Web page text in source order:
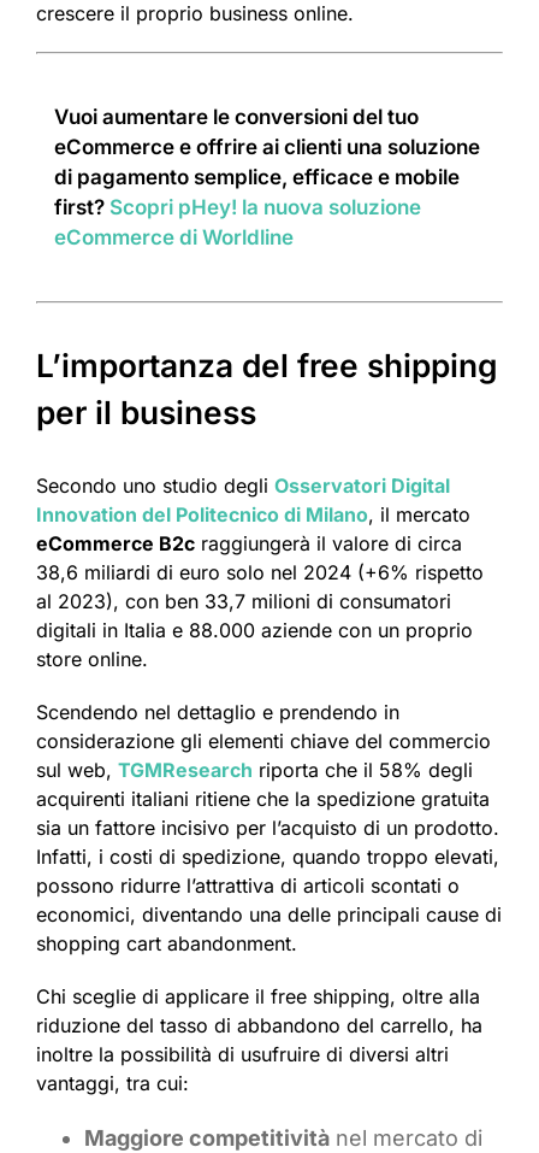
crescere il proprio business online.
Vuoi aumentare le conversioni del tuo
eCommerce e offrire ai clienti una soluzione
di pagamento semplice, efficace e mobile
first? Scopri pHey! la nuova soluzione
eCommerce di Worldline
L’importanza del free shipping
per il business
Secondo uno studio degli Osservatori Digital
Innovation del Politecnico di Milano, il mercato
eCommerce B2c raggiungerà il valore di circa
38,6 miliardi di euro solo nel 2024 (+6% rispetto
al 2023), con ben 33,7 milioni di consumatori
digitali in Italia e 88.000 aziende con un proprio
store online.
Scendendo nel dettaglio e prendendo in
considerazione gli elementi chiave del commercio
sul web, TGMResearch riporta che il 58% degli
acquirenti italiani ritiene che la spedizione gratuita
sia un fattore incisivo per l’acquisto di un prodotto.
Infatti, i costi di spedizione, quando troppo elevati,
possono ridurre l’attrattiva di articoli scontati o
economici, diventando una delle principali cause di
shopping cart abandonment.
Chi sceglie di applicare il free shipping, oltre alla
riduzione del tasso di abbandono del carrello, ha
inoltre la possibilità di usufruire di diversi altri
vantaggi, tra cui:
Maggiore competitività nel mercato di